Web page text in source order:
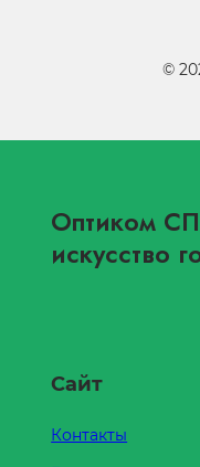
©
Оптиком
искусство
Сайт
Контакты